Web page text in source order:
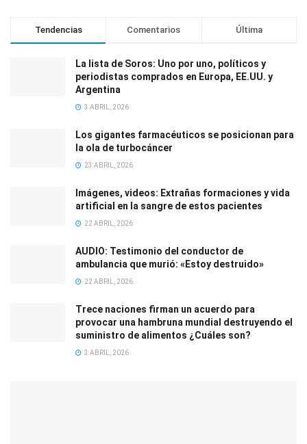
Tendencias Comentarios Última
La lista de Soros: Uno por uno, políticos y
periodistas comprados en Europa, EE.UU. y
Argentina
3 ABRIL, 2026
Los gigantes farmacéuticos se posicionan para
la ola de turbocáncer
23 ABRIL, 2026
Imágenes, videos: Extrañas formaciones y vida
artificial en la sangre de estos pacientes
22 ABRIL, 2026
AUDIO: Testimonio del conductor de
ambulancia que murió: «Estoy destruido»
22 ABRIL, 2026
Trece naciones firman un acuerdo para
provocar una hambruna mundial destruyendo el
suministro de alimentos ¿Cuáles son?
3 ABRIL, 2026